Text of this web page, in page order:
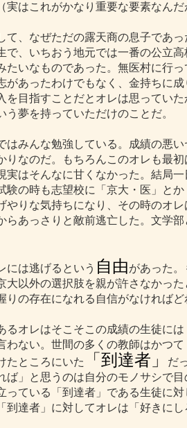
実はこれがかなり重要な要素なん
、なぜただの露天商の息子であ
で、いちおう地元では一番の公立
たいなものであった。無医村に行
があったわけでもなく、金持ちに
を目指すことだとオレは思ってい
う夢を持っていただけのことだ。
みんな勉強している。成績の悪
りなのだ。もちろんこのオレも最
実はそんなに甘くなかった。結局
験の時も志望校に「京大・医」と
やりな気持ちになり、その時のオ
らあっさりと敵前逃亡した。文学
は逃げるという 自由があった
大以外の選択肢を親が許さなかっ
りの存在になれる自信がなければ
オレはそこそこの成績の生徒に
わない。世間の多くの教師はかつ
たところにいた
「到達者」
だ
ば」と思うのは自分のモノサシで
っている「到達者」である生徒に
到達者」に対してオレは「好きに